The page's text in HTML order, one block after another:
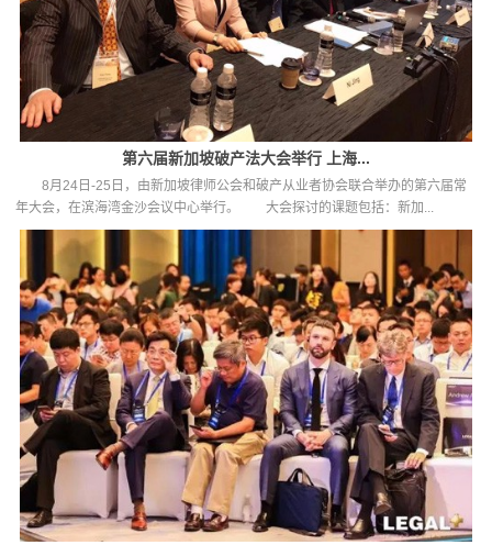
第六届新加坡破产法大会举行 上海...
8月24日-25日，由新加坡律师公会和破产从业者协会联合举办的第六届常
年大会，在滨海湾金沙会议中心举行。 大会探讨的课题包括：新加...